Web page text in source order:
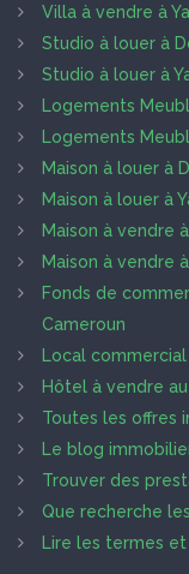
Villa à vendre à
Studio à louer à
Studio à louer à
Logements
Logements
Maison à louer à
Maison à louer à
Maison à vendre
Maison à vendre
Fonds de
Cameroun
Local
Hôtel à vendre
Toutes les offres
Le blog
Trouver des
Que recherche
Lire les termes